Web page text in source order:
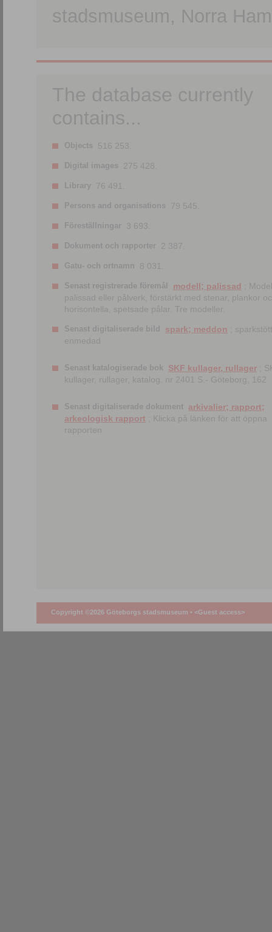
stadsmuseum, Norra
The database currently
contains...
Objects 516 253.
Digital images 275 428.
Library 76 491.
Persons and organisations 79 545.
Föreställningar 3 693.
Dokument och rapporter 2 387.
Gatu- och ortnamn 8 031.
Senast registrerade föremål modell; palissad
;
palissad eller pålverk, förstärkt med stenar, plankor
horisontella, spetsade pålar. Tre modeller.
Senast digitaliserade bild spark; meddon ;
enmedad
Senast katalogiserade bok SKF kullager, rullager ;
kullager, rullager, katalog. nr 2401 S.- Göteborg, 162
Senast digitaliserade dokument arkivalier; rapport;
arkeologisk rapport ; Klicka på länken för att öppna
rapporten
Copyright ©2026 Göteborgs stadsmuseum • <Guest access>